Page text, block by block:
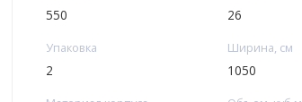
550 26
Упаковка
2
Ширина, см
1050